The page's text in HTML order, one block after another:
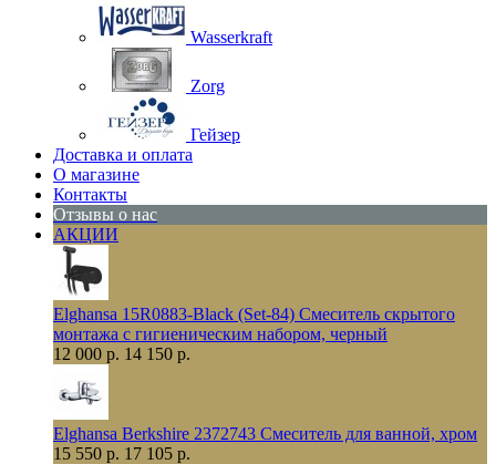
Wasserkraft
Zorg
Гейзер
Доставка и оплата
О магазине
Контакты
Отзывы о нас
АКЦИИ
Elghansa 15R0883-Black (Set-84) Смеситель скрытого
монтажа с гигиеническим набором, черный
12 000 р. 14 150 р.
Elghansa Berkshire 2372743 Смеситель для ванной, хром
15 550 р. 17 105 р.